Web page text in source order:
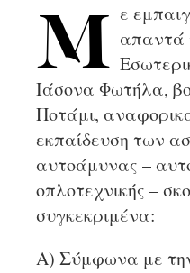
Μ ε
απαντά
Ιάσονα Φωτήλα,
Ποτάμι,
εκπαίδευση των
αυτοάμυνας –
οπλοτεχνικής –
συγκεκριμένα:
Α) Σύμφωνα με